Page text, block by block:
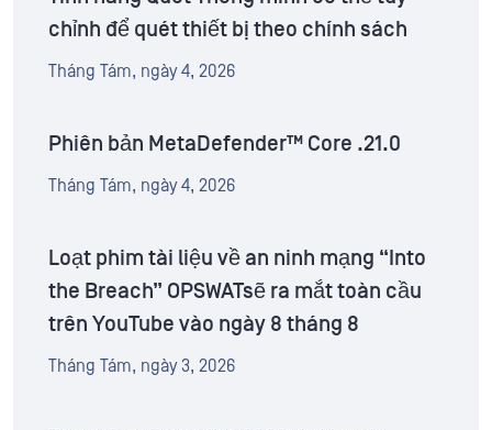
chỉnh để quét thiết bị theo chính sách
Tháng Tám, ngày 4, 2026
Phiên bản MetaDefender™ Core .21.0
Tháng Tám, ngày 4, 2026
Loạt phim tài liệu về an ninh mạng “Into
the Breach” OPSWATsẽ ra mắt toàn cầu
trên YouTube vào ngày 8 tháng 8
Tháng Tám, ngày 3, 2026